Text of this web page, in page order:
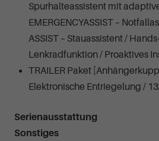
Spurhalteassistent mit
EMERGENCYASSIST –
ASSIST – Stauassistent /
Lenkradfunktion / Proaktives
TRAILER Paket
Elektronische Entriegelung /
Serienausstattung
Sonstiges